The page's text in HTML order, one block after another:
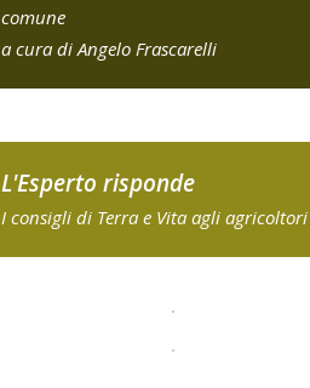
comune
a cura di Angelo Frascarelli
L'Esperto risponde
I consigli di Terra e Vita agli agricoltori